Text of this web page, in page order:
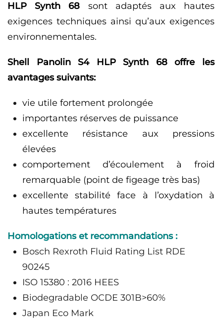
HLP Synth 68 sont adaptés aux hautes
exigences techniques ainsi qu’aux exigences
environnementales.
Shell Panolin S4 HLP Synth 68 offre les
avantages suivants:
vie utile fortement prolongée
importantes réserves de puissance
excellente résistance aux pressions
élevées
comportement d’écoulement à froid
remarquable (point de figeage très bas)
excellente stabilité face à l’oxydation à
hautes températures
Homologations et recommandations :
Bosch Rexroth Fluid Rating List RDE
90245
ISO 15380 : 2016 HEES
Biodegradable OCDE 301B>60%
Japan Eco Mark